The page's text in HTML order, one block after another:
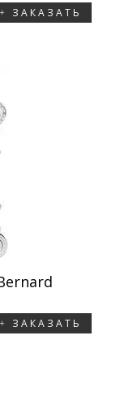
ЗАКАЗАТЬ
ЗАКАЗАТЬ